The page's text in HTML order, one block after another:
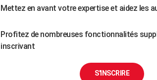
Mettez en avant votre expertise et aidez les
Profitez de nombreuses fonctionnalités
inscrivant
S'INSCRIRE